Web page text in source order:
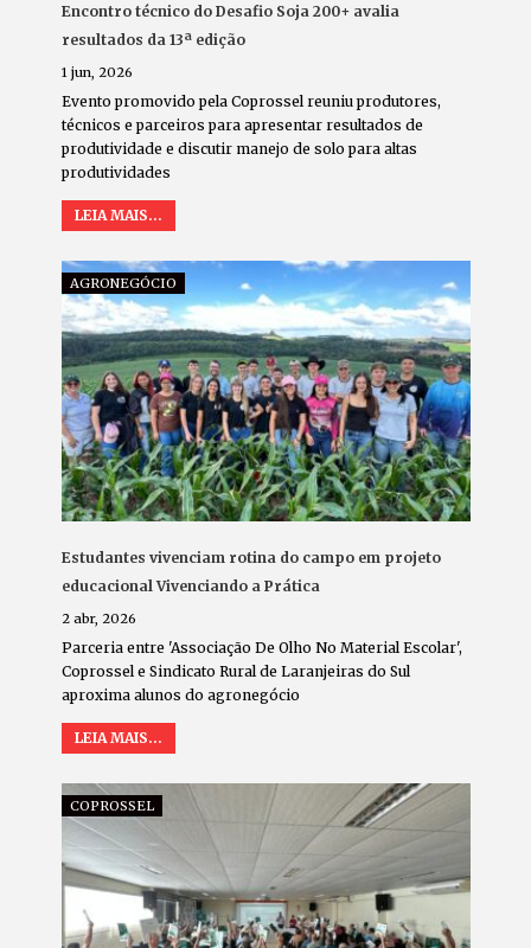
Encontro técnico do Desafio Soja 200+ avalia
resultados da 13ª edição
1 jun, 2026
Evento promovido pela Coprossel reuniu produtores,
técnicos e parceiros para apresentar resultados de
produtividade e discutir manejo de solo para altas
produtividades
LEIA MAIS...
AGRONEGÓCIO
Estudantes vivenciam rotina do campo em projeto
educacional Vivenciando a Prática
2 abr, 2026
Parceria entre 'Associação De Olho No Material Escolar',
Coprossel e Sindicato Rural de Laranjeiras do Sul
aproxima alunos do agronegócio
LEIA MAIS...
COPROSSEL